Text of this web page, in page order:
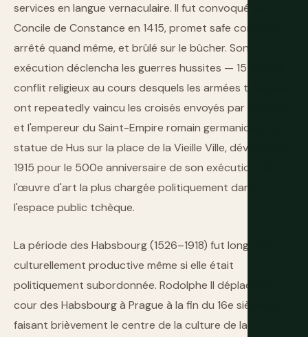
services en langue vernaculaire. Il fut convoqué au
Concile de Constance en 1415, promet safe conduct,
arrêté quand même, et brûlé sur le bûcher. Son
exécution déclencha les guerres hussites — 15 ans de
conflit religieux au cours desquels les armées tchèques
ont repeatedly vaincu les croisés envoyés par le pape
et l'empereur du Saint-Empire romain germanique. La
statue de Hus sur la place de la Vieille Ville, dévoilée en
1915 pour le 500e anniversaire de son exécution, est
l'œuvre d'art la plus chargée politiquement dans
l'espace public tchèque.
La période des Habsbourg (1526–1918) fut longue et
culturellement productive même si elle était
politiquement subordonnée. Rodolphe II déplaça la
cour des Habsbourg à Prague à la fin du 16e siècle, en
faisant brièvement le centre de la culture de la